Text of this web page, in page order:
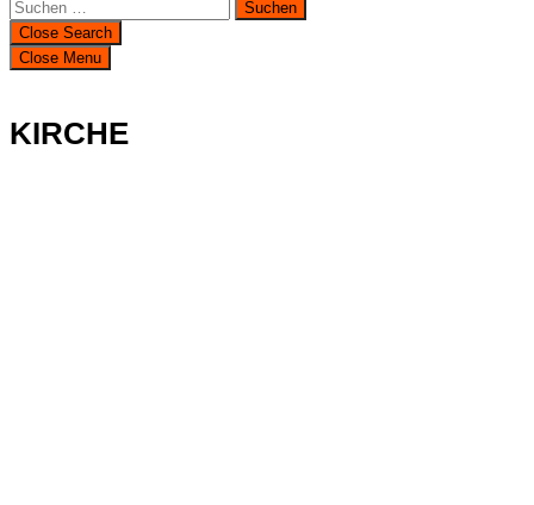
Suchen
nach:
Close Search
Close Menu
KIRCHE